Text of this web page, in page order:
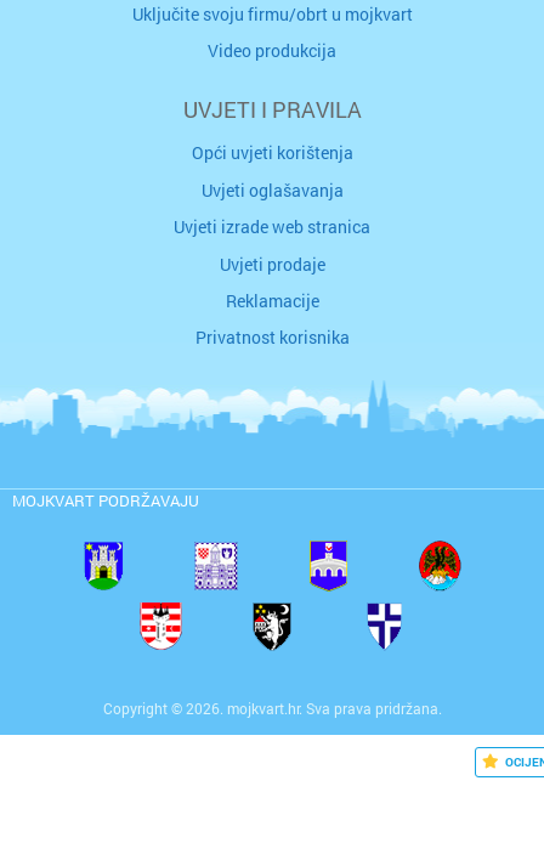
Uključite svoju firmu/obrt u mojkvart
Video produkcija
UVJETI I PRAVILA
Opći uvjeti korištenja
Uvjeti oglašavanja
Uvjeti izrade web stranica
Uvjeti prodaje
Reklamacije
Privatnost korisnika
MOJKVART PODRŽAVAJU
Copyright © 2026. mojkvart.hr. Sva prava pridržana.